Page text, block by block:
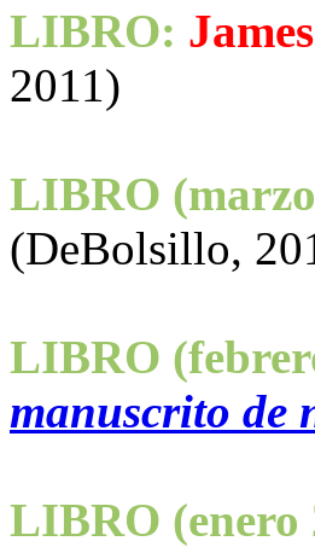
LIBRO:
2011)
LIBRO
(DeBolsillo,
LIBRO
manuscrito de
LIBRO (enero